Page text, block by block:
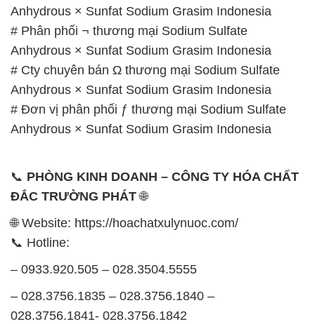
Anhydrous × Sunfat Sodium Grasim Indonesia
# Phân phối ¬ thương mại Sodium Sulfate
Anhydrous × Sunfat Sodium Grasim Indonesia
# Cty chuyên bán Ω thương mại Sodium Sulfate
Anhydrous × Sunfat Sodium Grasim Indonesia
# Đơn vị phân phối ƒ thương mại Sodium Sulfate
Anhydrous × Sunfat Sodium Grasim Indonesia
📞 PHÒNG KINH DOANH – CÔNG TY HÓA CHẤT
ĐẮC TRƯỜNG PHÁT🌐
🌐 Website: https://hoachatxulynuoc.com/
📞 Hotline:
– 0933.920.505 – 028.3504.5555
– 028.3756.1835 – 028.3756.1840 –
028.3756.1841- 028.3756.1842